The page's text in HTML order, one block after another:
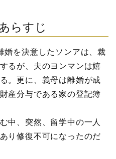
らすじ
婚を決意したソンアは、裁
るが、夫のヨンマンは嬉
。更に、義母は離婚が成
産分与である家の登記簿
中、突然、留学中の一人
り修復不可になったのだ